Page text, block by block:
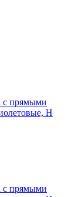
с прямыми
H
с прямыми